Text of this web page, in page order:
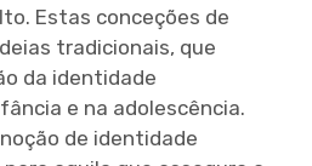
Estas conceções de
tradicionais, que
da identidade
e na adolescência.
de identidade